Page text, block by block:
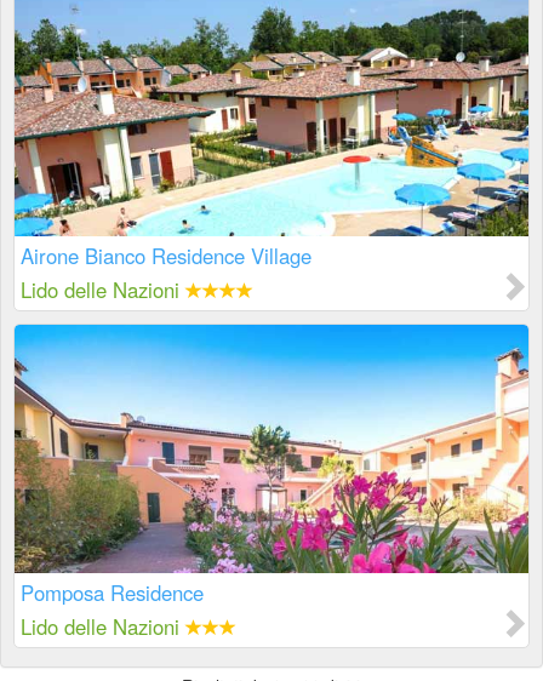
Airone Bianco Residence Village
Lido delle Nazioni
Pomposa Residence
Lido delle Nazioni